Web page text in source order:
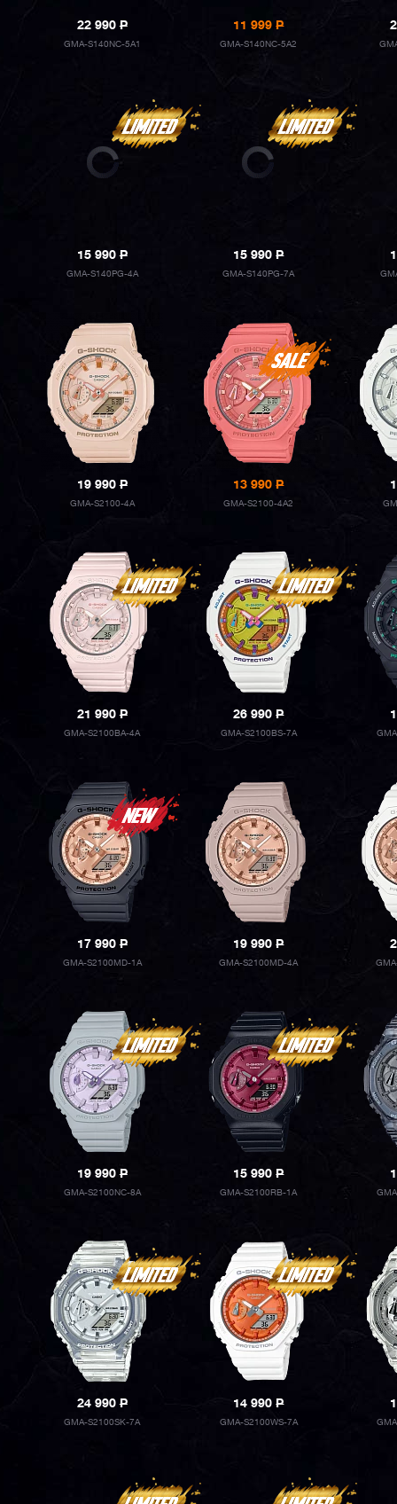
22 990P
GMA-S140NC-5A1
11 999P
GMA-S140NC-5A2
15 990P
GMA-S140PG-4A
15 990P
GMA-S140PG-7A
19 990P
GMA-S2100-4A
13 990P
GMA-S2100-4A2
21 990P
GMA-S2100BA-4A
26 990P
GMA-S2100BS-7A
17 990P
GMA-S2100MD-1A
19 990P
GMA-S2100MD-4A
19 990P
GMA-S2100NC-8A
15 990P
GMA-S2100RB-1A
24 990P
GMA-S2100SK-7A
14 990P
GMA-S2100WS-7A